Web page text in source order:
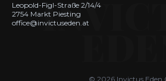
Leopold-Figl-Straße 2/14/4
2754 Markt Piesting
office@invictuseden.at
© 2026 Invictus Eden